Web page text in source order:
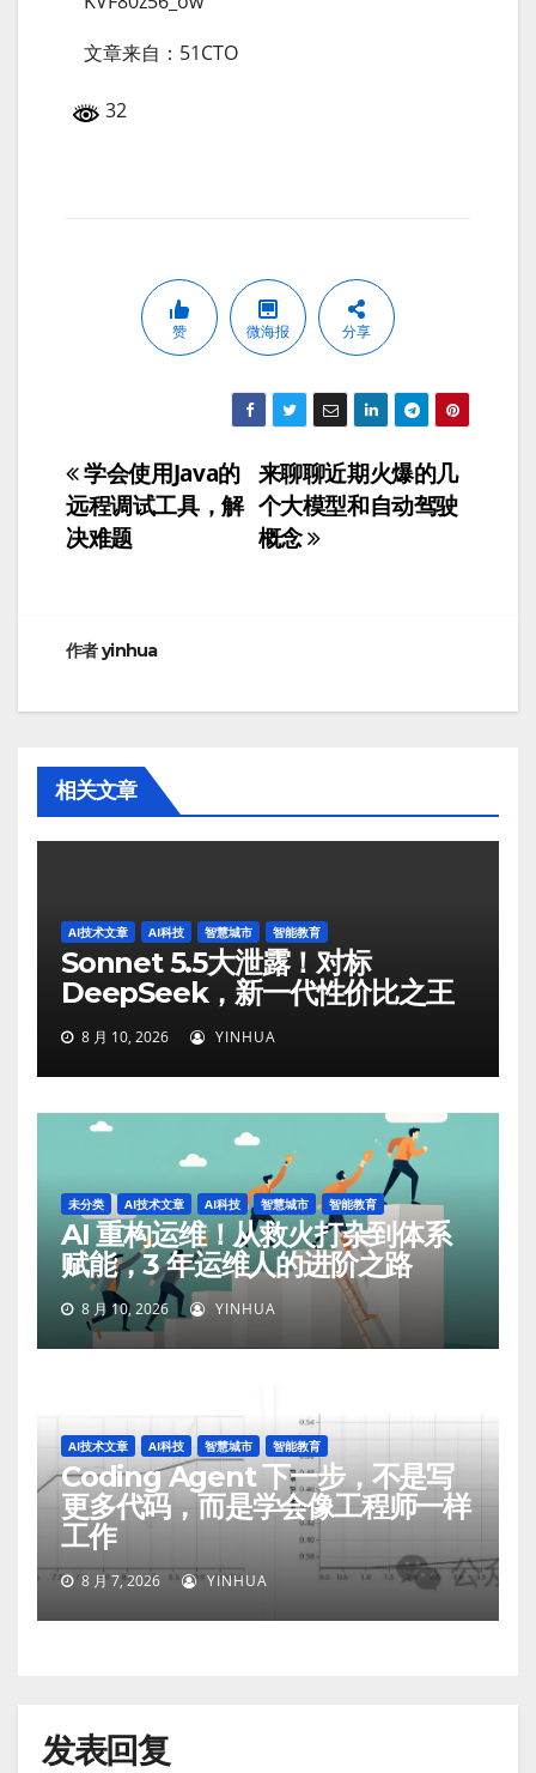
文章来自：51CTO
32
赞 微海报 分享
文
章
来聊聊近期火爆的几
个大模型和自动驾驶
概念
学会使用Java的
远程调试工具，解
决难题
作者yinhua
相关文章
AI技术文章 AI科技 智慧城市 智能教育
Sonnet 5.5大泄露！对标
DeepSeek，新一代性价比之王
8 月 10, 2026 YINHUA
未分类 AI技术文章 AI科技 智慧城市 智能教育
AI 重构运维！从救火打杂到体系
赋能，3 年运维人的进阶之路
8 月 10, 2026 YINHUA
AI技术文章 AI科技 智慧城市 智能教育
Coding Agent 下一步，不是写
更多代码，而是学会像工程师一样
工作
8 月 7, 2026 YINHUA
发表回复